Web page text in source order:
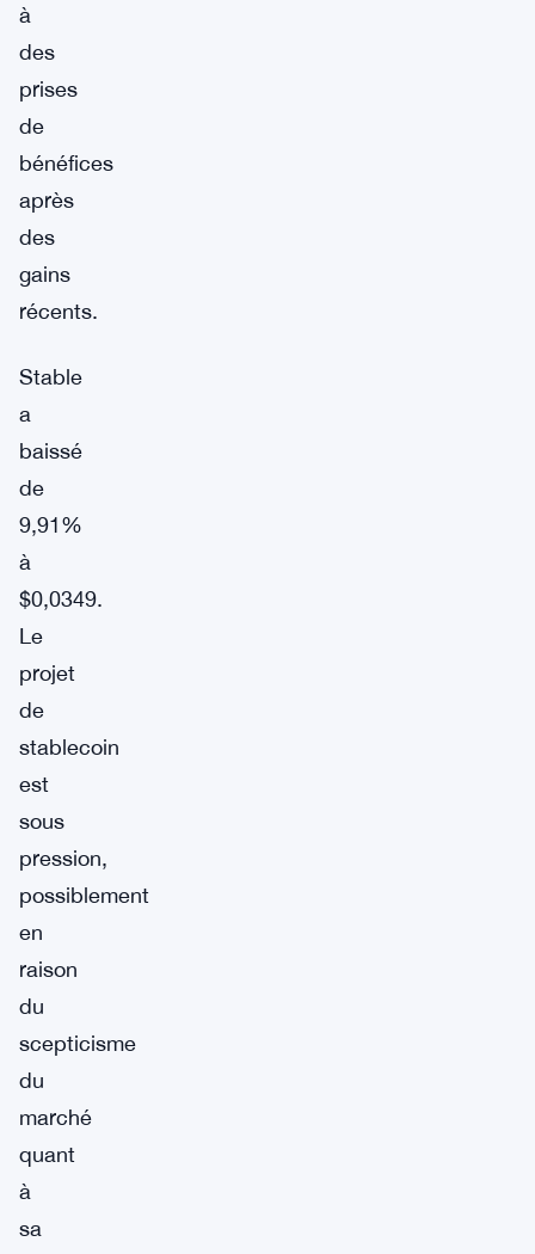
à
des
prises
de
bénéfices
après
des
gains
récents.
Stable
a
baissé
de
9,91%
à
$0,0349.
Le
projet
de
stablecoin
est
sous
pression,
possiblement
en
raison
du
scepticisme
du
marché
quant
à
sa